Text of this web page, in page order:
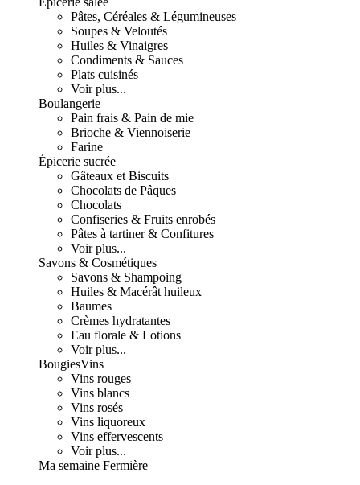
Pâtes, Céréales & Légumineuses
Soupes & Veloutés
Huiles & Vinaigres
Condiments & Sauces
Plats cuisinés
Voir plus...
Boulangerie
Pain frais & Pain de mie
Brioche & Viennoiserie
Farine
Épicerie sucrée
Gâteaux et Biscuits
Chocolats de Pâques
Chocolats
Confiseries & Fruits enrobés
Pâtes à tartiner & Confitures
Voir plus...
Savons & Cosmétiques
Savons & Shampoing
Huiles & Macérât huileux
Baumes
Crèmes hydratantes
Eau florale & Lotions
Voir plus...
BougiesVins
Vins rouges
Vins blancs
Vins rosés
Vins liquoreux
Vins effervescents
Voir plus...
Ma semaine Fermière